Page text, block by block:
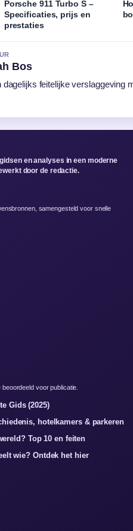
Porsche 911 Turbo S –
Specificaties, prijs en
prestaties
Bos
dagelijks feitelijke verslaggeving
en analyses in een moderne
door de redactie.
samengesteld voor snelle
voor publicatie.
Gids (2025)
hotelkamers & parkeren
Top 10 en feiten
wie? Ontdek het hier